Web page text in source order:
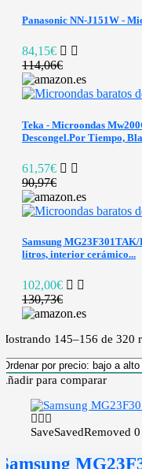
Panasonic NN-J151W -
84,15€
114,06€
Teka - Microondas
Descongel.Por Tiempo,
61,57€
90,97€
Samsung
litros, interior cerámico...
102,00€
130,73€
145–156 de 320
Añadir para comparar
SaveSavedRemoved 0
Samsung